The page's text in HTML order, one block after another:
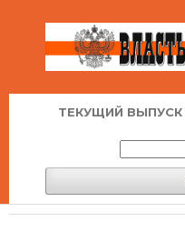
ТЕКУЩИЙ ВЫПУСК